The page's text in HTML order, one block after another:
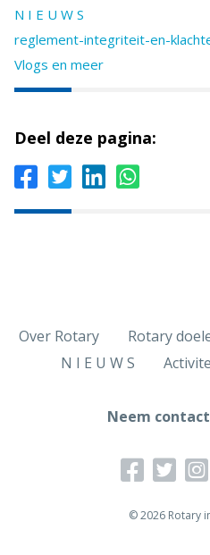
N I E U W S
reglement-integriteit-en-
Vlogs en meer
Deel deze pagina:
Over Rotary Rotary
N I E U W S
Neem
© 2026 Rotary